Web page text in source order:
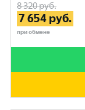
8 320руб.
7 654 руб.
при обмене